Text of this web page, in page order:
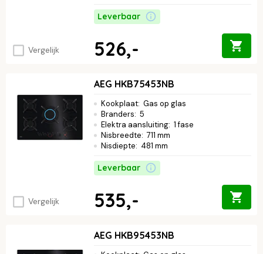
Vergelijk
Leverbaar
526,-
Vergelijk
AEG HKB75453NB
Kookplaat: Gas op glas
Branders: 5
Elektra aansluiting: 1 fase
Nisbreedte: 711 mm
Nisdiepte: 481 mm
Leverbaar
535,-
AEG HKB95453NB